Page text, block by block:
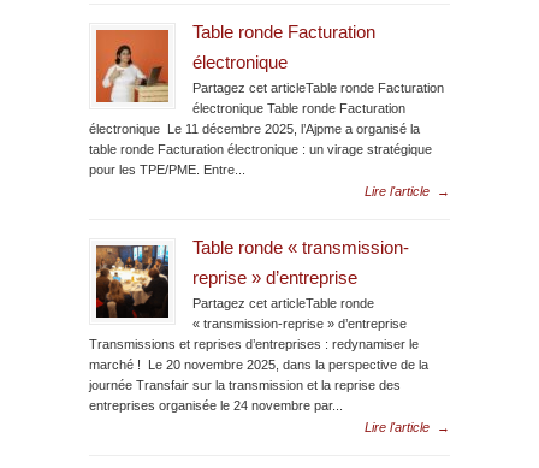
Table ronde Facturation
électronique
Partagez cet articleTable ronde Facturation
électronique Table ronde Facturation
électronique Le 11 décembre 2025, l’Ajpme a organisé la
table ronde Facturation électronique : un virage stratégique
pour les TPE/PME. Entre...
Lire l'article
→
Table ronde « transmission-
reprise » d’entreprise
Partagez cet articleTable ronde
« transmission-reprise » d’entreprise
Transmissions et reprises d’entreprises : redynamiser le
marché ! Le 20 novembre 2025, dans la perspective de la
journée Transfair sur la transmission et la reprise des
entreprises organisée le 24 novembre par...
Lire l'article
→